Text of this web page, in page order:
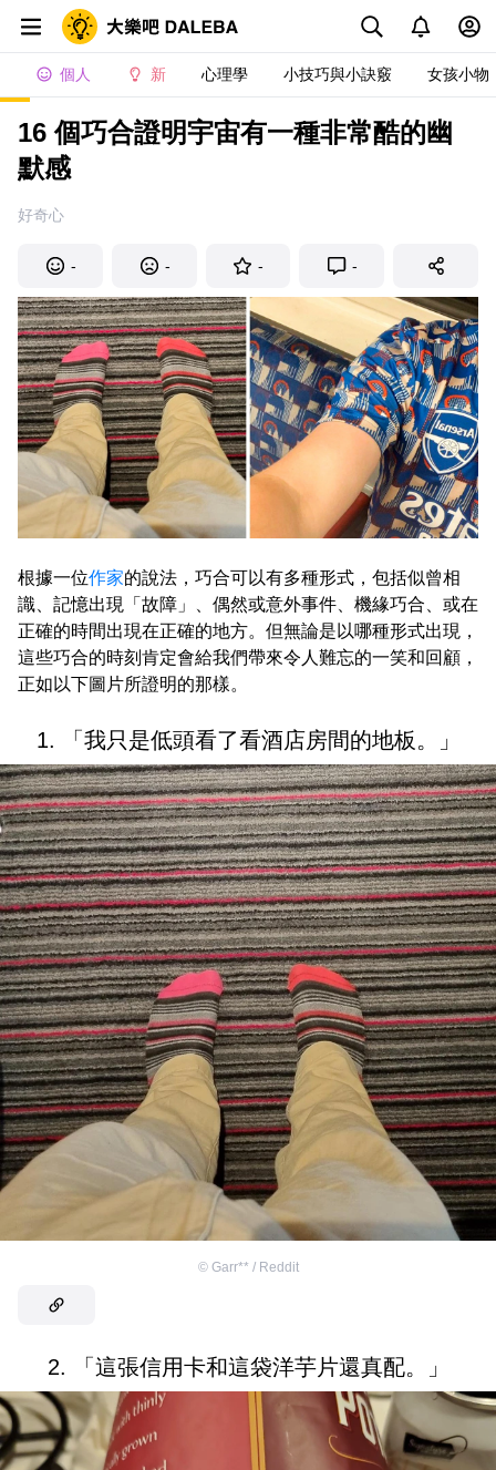
個人 新 心理學 小技巧與小訣竅 女孩小物
16 個巧合證明宇宙有一種非常酷的幽
默感
好奇心
- - - -
根據一位作家的說法，巧合可以有多種形式，包括似曾相
識、記憶出現「故障」、偶然或意外事件、機緣巧合、或在
正確的時間出現在正確的地方。但無論是以哪種形式出現，
這些巧合的時刻肯定會給我們帶來令人難忘的一笑和回顧，
正如以下圖片所證明的那樣。
1. 「我只是低頭看了看酒店房間的地板。」
© Garr** / Reddit
2. 「這張信用卡和這袋洋芋片還真配。」